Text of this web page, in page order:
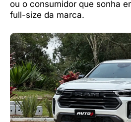
ou o consumidor que sonha
full-size da marca.